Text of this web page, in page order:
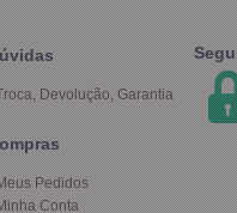
Devolução, Garantia
Pedidos
Conta